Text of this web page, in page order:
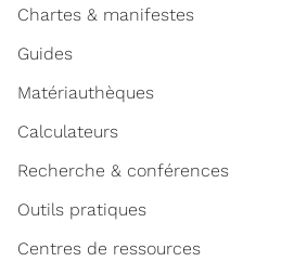
Chartes & manifestes
Guides
Matériauthèques
Calculateurs
Recherche & conférences
Outils pratiques
Centres de ressources